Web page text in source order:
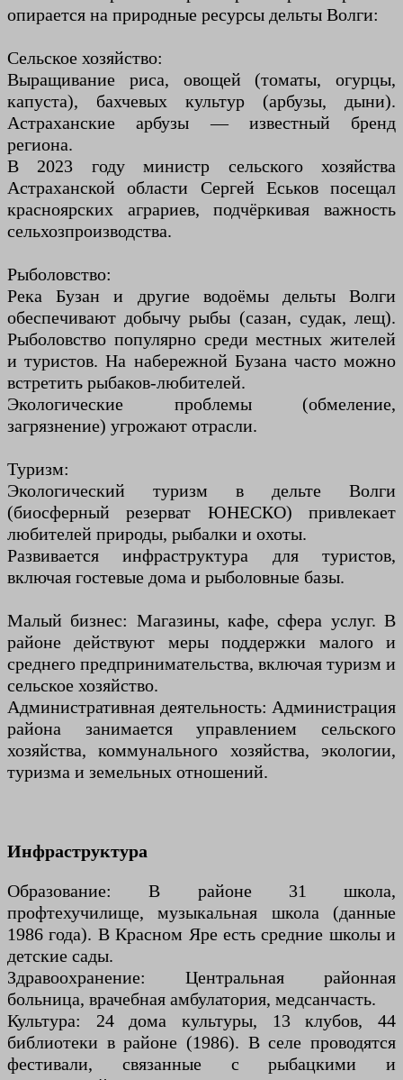
опирается на природные ресурсы дельты Волги:
Сельское хозяйство:
Выращивание риса, овощей (томаты, огурцы,
капуста), бахчевых культур (арбузы, дыни).
Астраханские арбузы — известный бренд
региона.
В 2023 году министр сельского хозяйства
Астраханской области Сергей Еськов посещал
красноярских аграриев, подчёркивая важность
сельхозпроизводства.
Рыболовство:
Река Бузан и другие водоёмы дельты Волги
обеспечивают добычу рыбы (сазан, судак, лещ).
Рыболовство популярно среди местных жителей
и туристов. На набережной Бузана часто можно
встретить рыбаков-любителей.
Экологические проблемы (обмеление,
загрязнение) угрожают отрасли.
Туризм:
Экологический туризм в дельте Волги
(биосферный резерват ЮНЕСКО) привлекает
любителей природы, рыбалки и охоты.
Развивается инфраструктура для туристов,
включая гостевые дома и рыболовные базы.
Малый бизнес: Магазины, кафе, сфера услуг. В
районе действуют меры поддержки малого и
среднего предпринимательства, включая туризм и
сельское хозяйство.
Административная деятельность: Администрация
района занимается управлением сельского
хозяйства, коммунального хозяйства, экологии,
туризма и земельных отношений.
Инфраструктура
Образование: В районе 31 школа,
профтехучилище, музыкальная школа (данные
1986 года). В Красном Яре есть средние школы и
детские сады.
Здравоохранение: Центральная районная
больница, врачебная амбулатория, медсанчасть.
Культура: 24 дома культуры, 13 клубов, 44
библиотеки в районе (1986). В селе проводятся
фестивали, связанные с рыбацкими и